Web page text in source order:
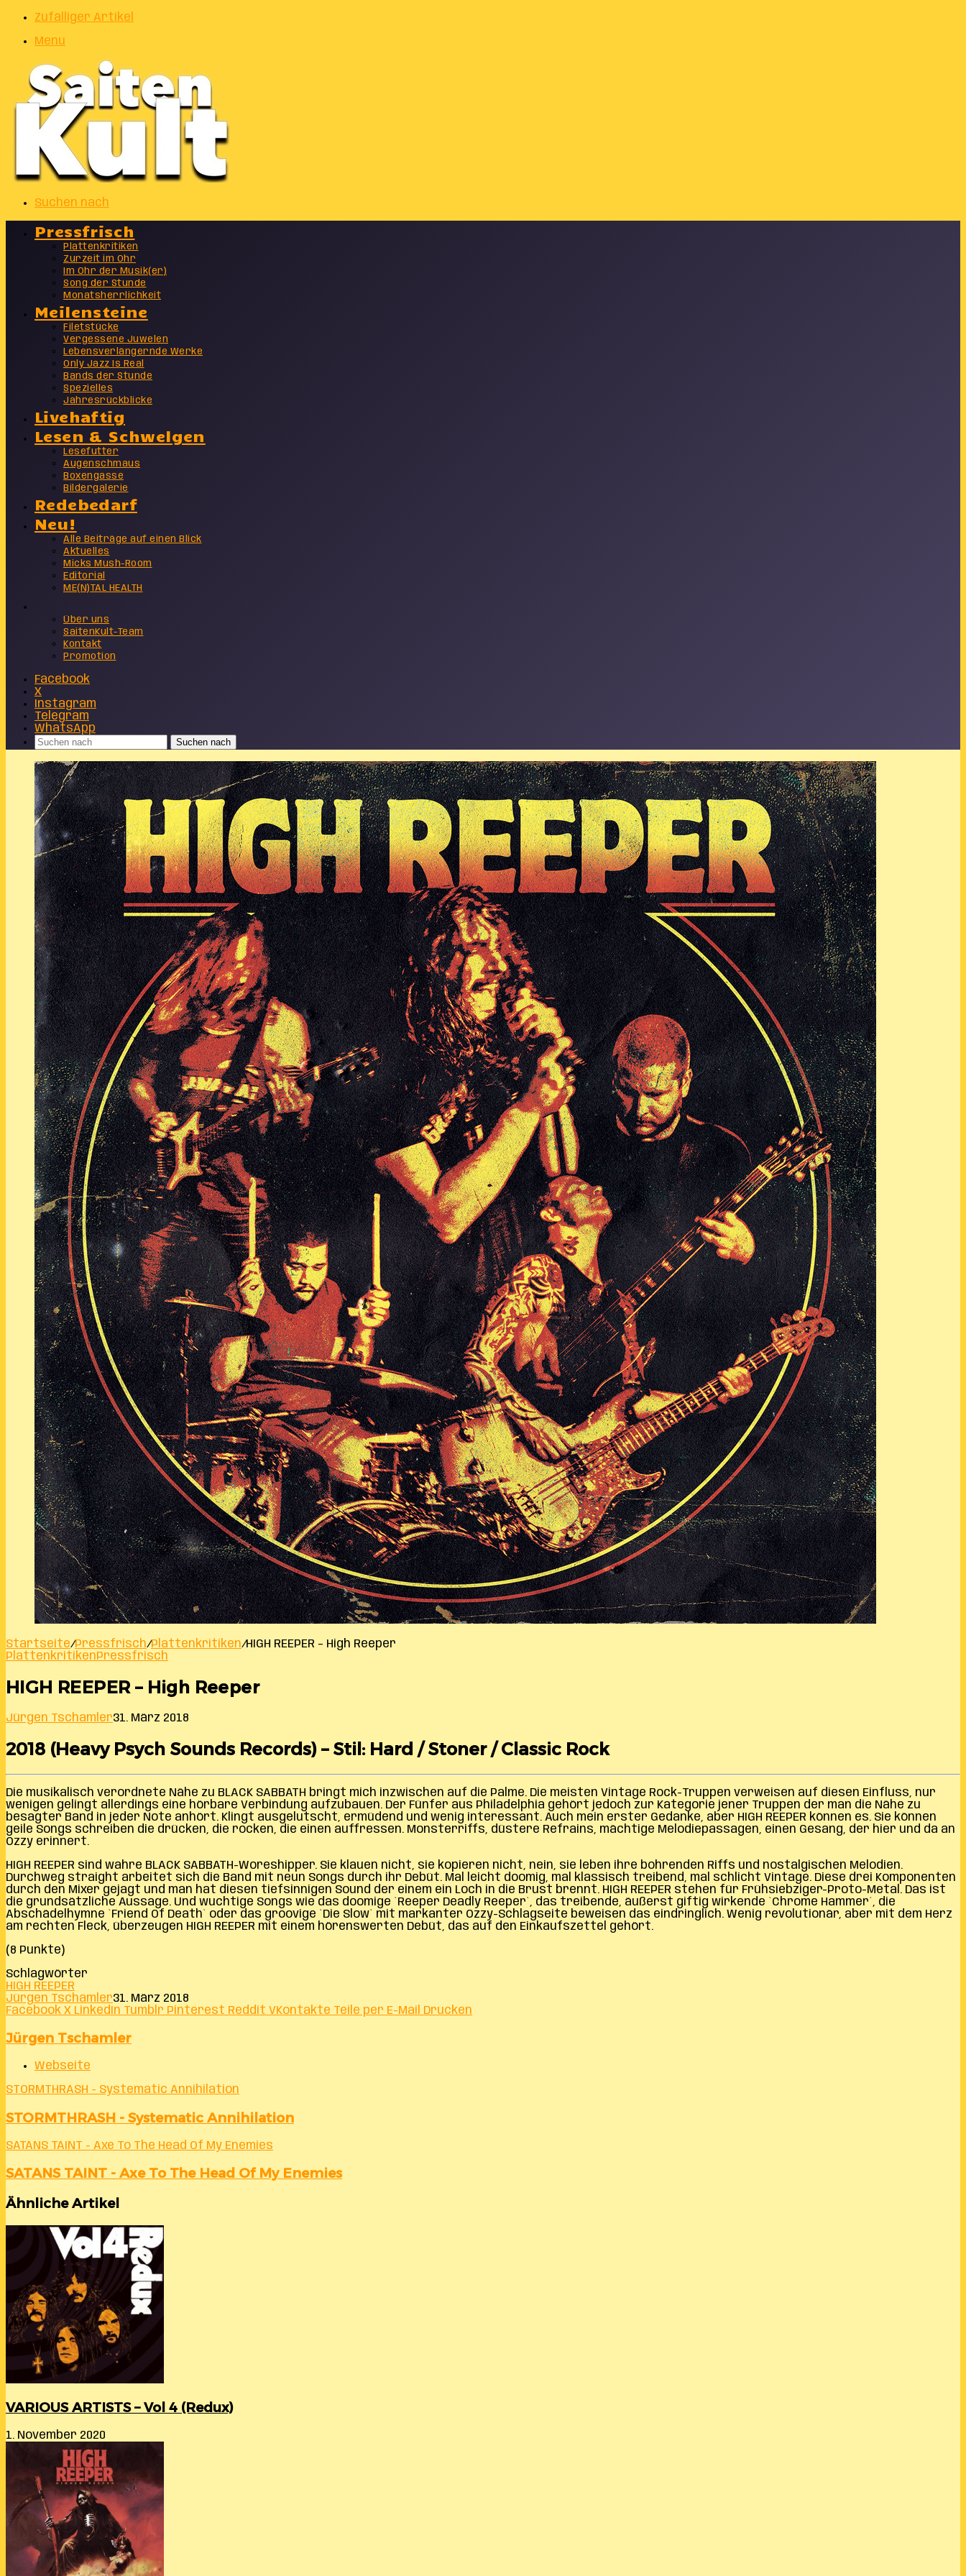
Zufälliger Artikel
Menu
Suchen nach
Pressfrisch
Plattenkritiken
Zurzeit im Ohr
Im Ohr der Musik(er)
Song der Stunde
Monatsherrlichkeit
Meilensteine
Filetstücke
Vergessene Juwelen
Lebensverlängernde Werke
Only Jazz Is Real
Bands der Stunde
Spezielles
Jahresrückblicke
Livehaftig
Lesen & Schwelgen
Lesefutter
Augenschmaus
Boxengasse
Bildergalerie
Redebedarf
Neu!
Alle Beiträge auf einen Blick
Aktuelles
Micks Mush-Room
Editorial
ME(N)TAL HEALTH
Über uns
SaitenKult-Team
Kontakt
Promotion
Facebook
X
Instagram
Telegram
WhatsApp
Suchen nach
Startseite/Pressfrisch/Plattenkritiken/HIGH REEPER – High Reeper
PlattenkritikenPressfrisch
HIGH REEPER – High Reeper
Jürgen Tschamler31. März 2018
2018 (Heavy Psych Sounds Records) – Stil: Hard / Stoner / Classic Rock
Die musikalisch verordnete Nähe zu BLACK SABBATH bringt mich inzwischen auf die Palme. Die meisten Vintage Rock-Truppen verweisen auf diesen Einfluss, nur
wenigen gelingt allerdings eine hörbare Verbindung aufzubauen. Der Fünfer aus Philadelphia gehört jedoch zur Kategorie jener Truppen der man die Nähe zu
besagter Band in jeder Note anhört. Klingt ausgelutscht, ermüdend und wenig interessant. Auch mein erster Gedanke, aber HIGH REEPER können es. Sie können
geile Songs schreiben die drücken, die rocken, die einen auffressen. Monsterriffs, düstere Refrains, mächtige Melodiepassagen, einen Gesang, der hier und da an
Ozzy erinnert.
HIGH REEPER sind wahre BLACK SABBATH-Woreshipper. Sie klauen nicht, sie kopieren nicht, nein, sie leben ihre bohrenden Riffs und nostalgischen Melodien.
Durchweg straight arbeitet sich die Band mit neun Songs durch ihr Debüt. Mal leicht doomig, mal klassisch treibend, mal schlicht Vintage. Diese drei Komponenten
durch den Mixer gejagt und man hat diesen tiefsinnigen Sound der einem ein Loch in die Brust brennt. HIGH REEPER stehen für Frühsiebziger-Proto-Metal. Das ist
die grundsätzliche Aussage. Und wuchtige Songs wie das doomige `Reeper Deadly Reeper`, das treibende, äußerst giftig wirkende `Chrome Hammer´, die
Abschädelhymne `Friend Of Death` oder das groovige `Die Slow` mit markanter Ozzy-Schlagseite beweisen das eindringlich. Wenig revolutionär, aber mit dem Herz
am rechten Fleck, überzeugen HIGH REEPER mit einem hörenswerten Debüt, das auf den Einkaufszettel gehört.
(8 Punkte)
Schlagwörter
HIGH REEPER
Jürgen Tschamler31. März 2018
Facebook X LinkedIn Tumblr Pinterest Reddit VKontakte Teile per E-Mail Drucken
Jürgen Tschamler
Webseite
STORMTHRASH - Systematic Annihilation
STORMTHRASH - Systematic Annihilation
SATANS TAINT - Axe To The Head Of My Enemies
SATANS TAINT - Axe To The Head Of My Enemies
Ähnliche Artikel
VARIOUS ARTISTS – Vol 4 (Redux)
1. November 2020